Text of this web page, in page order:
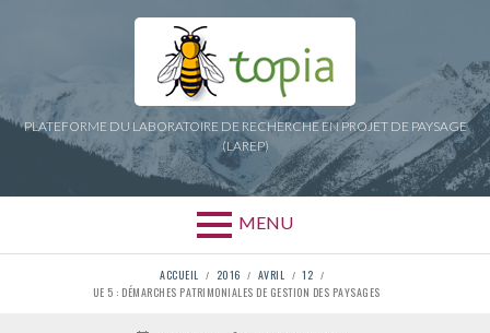
PLATEFORME DU LABORATOIRE DE RECHERCHE EN PROJET DE PAYSAGE
(LAREP)
MENU
D'ARIANE
ACCUEIL 2016 AVRIL
12
UE 5 : DÉMARCHES PATRIMONIALES DE GESTION DES PAYSAGES